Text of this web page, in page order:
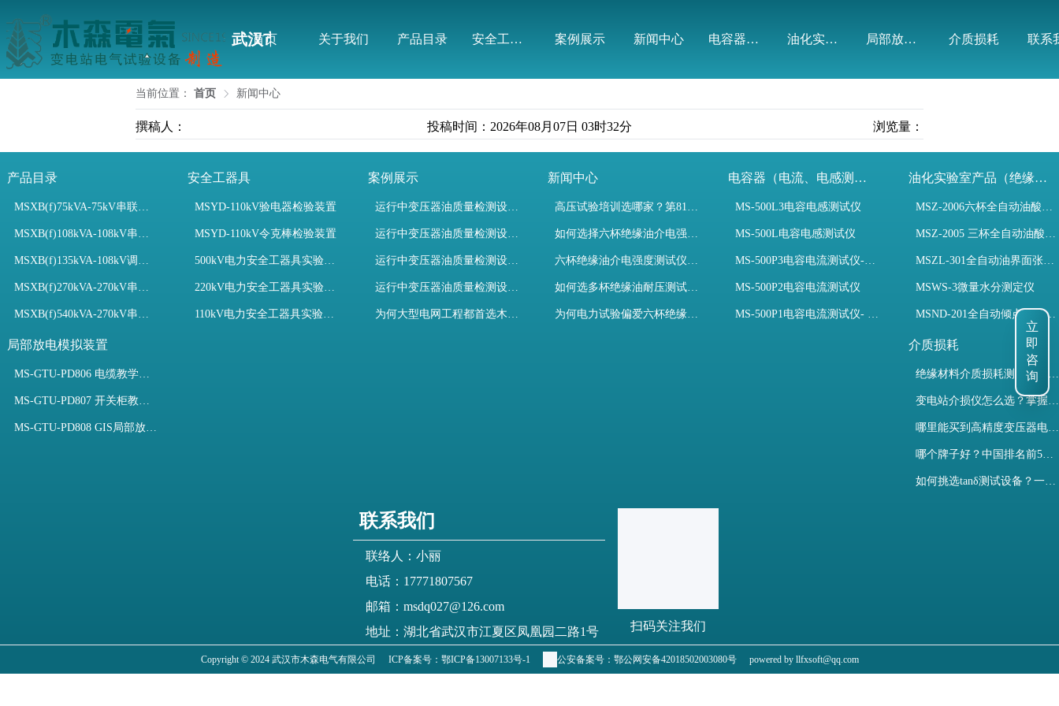
武汉市木森电气有限公司
首页 关于我们 产品目录 安全工器具 案例展示 新闻中心 电容器（电流、电感测试） 油化实验室产品（绝缘油） 局部放电模拟装置 介质损耗 联系
当前位置： 首页 新闻中心
撰稿人： 投稿时间：2026年08月07日 03时32分 浏览量：
产品目录
MSXB(f)75kVA-75kV串联谐振装置
MSXB(f)108kVA-108kV串联谐振试验装置
MSXB(f)135kVA-108kV调频串联谐振试验装置
MSXB(f)270kVA-270kV串联谐振
MSXB(f)540kVA-270kV串联谐振试验装置
安全工器具
MSYD-110kV验电器检验装置
MSYD-110kV令克棒检验装置
500kV电力安全工器具实验室配置
220kV电力安全工器具实验室配置
110kV电力安全工器具实验室配置
案例展示
运行中变压器油质量检测设备有哪些优势？
运行中变压器油质量检测设备如何维护？
运行中变压器油质量检测设备包括哪些？
运行中变压器油质量检测设备如何选型？
为何大型电网工程都首选木森电气成套电力测试设备？
新闻中心
高压试验培训选哪家？第81期高电压试验技术培训班圆满收官！
如何选择六杯绝缘油介电强度测试仪提升变压器油检测效率？
六杯绝缘油介电强度测试仪如何选？规程与高效设备解析
如何选多杯绝缘油耐压测试仪？检测标准与选型推荐
为何电力试验偏爱六杯绝缘油介电强度测试仪？设备推荐
电容器（电流、电感测试）
MS-500L3电容电感测试仪
MS-500L电容电感测试仪
MS-500P3电容电流测试仪-3PT、两种4PT、1PT连接方式
MS-500P2电容电流测试仪
MS-500P1电容电流测试仪- 支持3PT、4PT、1PT
油化实验室产品（绝缘油）
MSZ-2006六杯全自动油酸值测定仪
MSZ-2005 三杯全自动油酸值测定仪
MSZL-301全自动油界面张力仪
MSWS-3微量水分测定仪
MSND-201全自动倾点凝点测试仪
局部放电模拟装置
MS-GTU-PD806 电缆教学用局部放电模拟装置
MS-GTU-PD807 开关柜教学用局部放电模拟装置
MS-GTU-PD808 GIS局部放电模拟系统
介质损耗
绝缘材料介质损耗测试仪怎么选？看木森电气B端定制如何升级测试效率
变电站介损仪怎么选？掌握采购要点-木森电气
哪里能买到高精度变压器电容量及介损测试仪？快速解决选型难题
哪个牌子好？中国排名前5介质损耗测试仪选型对比快速解决测量难题
如何挑选tanδ测试设备？一文掌握高压介质损耗测试仪采购核心
联系我们
联络人：小丽
电话：17771807567
邮箱：msdq027@126.com
地址：湖北省武汉市江夏区凤凰园二路1号
扫码关注我们
Copyright © 2024 武汉市木森电气有限公司 ICP备案号： 鄂ICP备13007133号-1 公安备案号： 鄂公网安备42018502003080号 powered by llfxsoft@qq.com
立
即
咨
询